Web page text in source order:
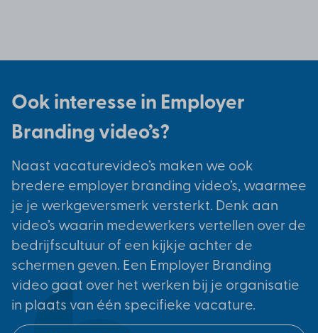
Ook interesse in Employer
Branding video’s?
Naast vacaturevideo’s maken we ook
bredere employer branding video’s, waarmee
je je werkgeversmerk versterkt. Denk aan
video’s waarin medewerkers vertellen over de
bedrijfscultuur of een kijkje achter de
schermen geven. Een Employer Branding
video gaat over het werken bij je organisatie
in plaats van één specifieke vacature.